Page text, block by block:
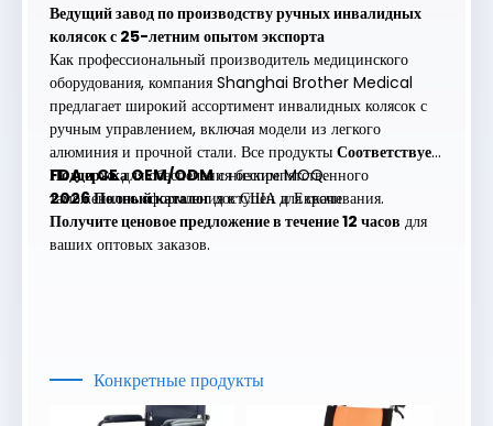
Ведущий завод по производству ручных инвалидных
колясок с 25-летним опытом экспорта
Как профессиональный производитель медицинского
оборудования, компания Shanghai Brother Medical
предлагает широкий ассортимент инвалидных колясок с
ручным управлением, включая модели из легкого
алюминия и прочной стали. Все продукты Соответствует
FDA и CEдля обеспечения беспрепятственного
таможенного оформления в США и Европе.
Поддержка OEM/ODMс низким MOQ.
2026 Полный каталогдоступен для скачивания.
Получите ценовое предложение в течение 12 часов для
ваших оптовых заказов.
Конкретные продукты